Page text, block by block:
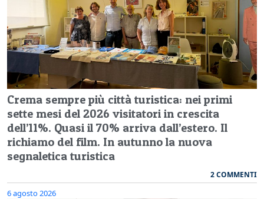
Crema sempre più città turistica: nei primi
sette mesi del 2026 visitatori in crescita
dell’11%. Quasi il 70% arriva dall’estero. Il
richiamo del film. In autunno la nuova
segnaletica turistica
2 COMMENTI
6 agosto 2026